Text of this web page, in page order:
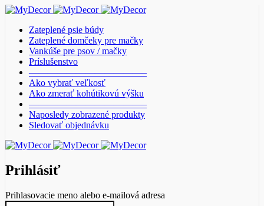
Zateplené psie búdy
Zateplené domčeky pre mačky
Vankúše pre psov / mačky
Príslušenstvo
————————————–
Ako vybrať veľkosť
Ako zmerať kohútikovú výšku
————————————–
Naposledy zobrazené produkty
Sledovať objednávku
Prihlásiť
Prihlasovacie meno alebo e-mailová adresa